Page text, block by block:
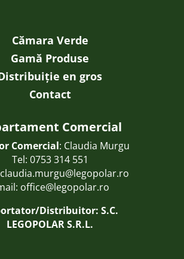
Cămara Verde
Gamă Produse
en gros
Contact
Comercial
Comercial: Claudia Murgu
Tel: 0753 314 551
claudia.murgu@legopolar.ro
office@legopolar.ro
Distribuitor: S.C.
LEGOPOLAR S.R.L.